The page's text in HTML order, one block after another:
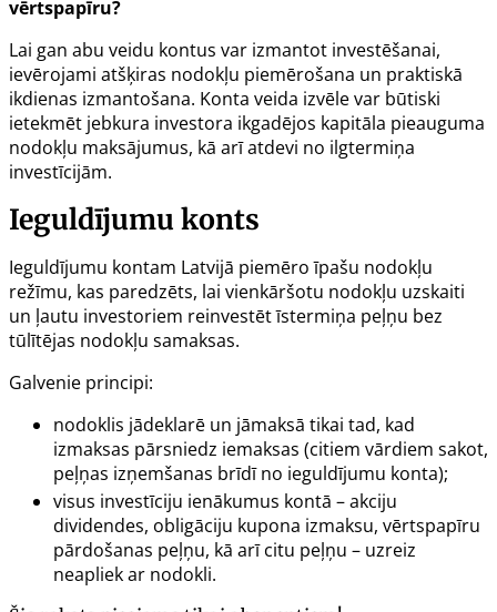
vērtspapīru?
Lai gan abu veidu kontus var izmantot investēšanai,
ievērojami atšķiras nodokļu piemērošana un praktiskā
ikdienas izmantošana. Konta veida izvēle var būtiski
ietekmēt jebkura investora ikgadējos kapitāla pieauguma
nodokļu maksājumus, kā arī atdevi no ilgtermiņa
investīcijām.
Ieguldījumu konts
Ieguldījumu kontam Latvijā piemēro īpašu nodokļu
režīmu, kas paredzēts, lai vienkāršotu nodokļu uzskaiti
un ļautu investoriem reinvestēt īstermiņa peļņu bez
tūlītējas nodokļu samaksas.
Galvenie principi:
nodoklis jādeklarē un jāmaksā tikai tad, kad
izmaksas pārsniedz iemaksas (citiem vārdiem sakot,
peļņas izņemšanas brīdī no ieguldījumu konta);
visus investīciju ienākumus kontā – akciju
dividendes, obligāciju kupona izmaksu, vērtspapīru
pārdošanas peļņu, kā arī citu peļņu – uzreiz
neapliek ar nodokli.